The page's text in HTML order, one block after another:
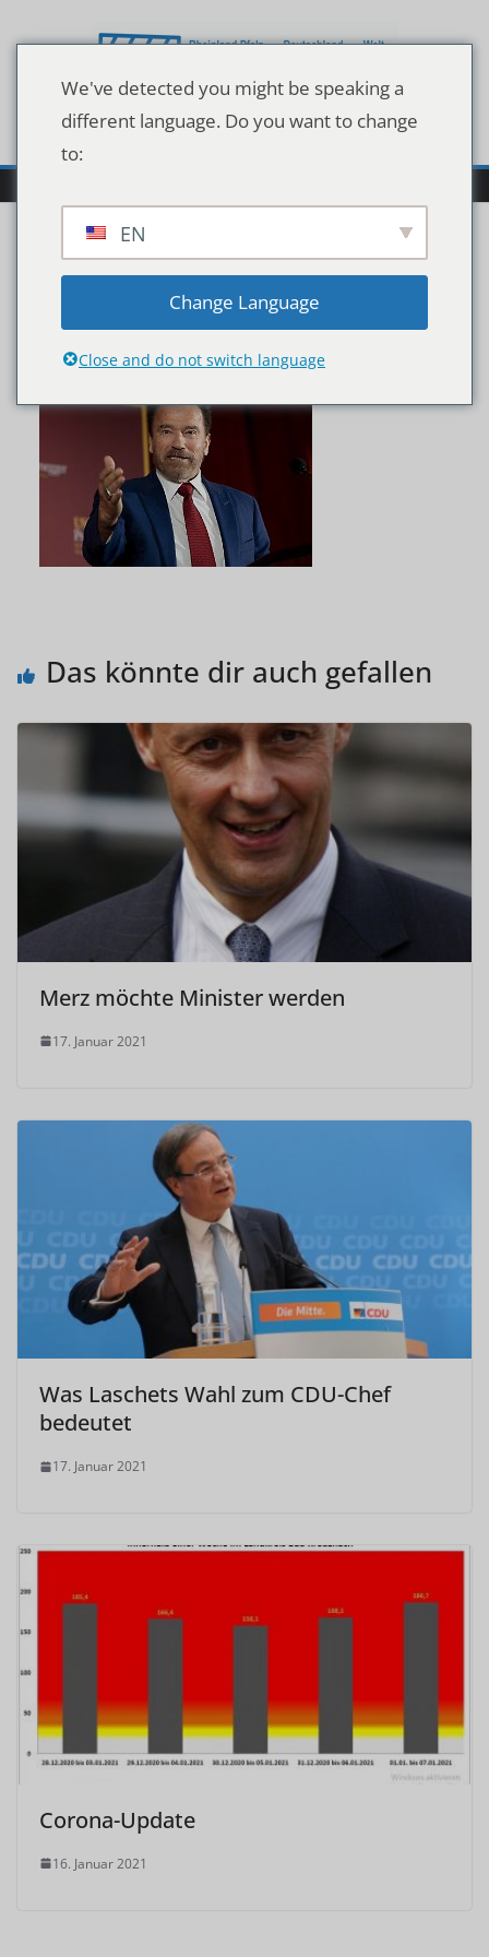
Inhalt
131166177
Das könnte dir auch gefallen
Merz möchte Minister werden
17. Januar 2021
Was Laschets Wahl zum CDU-Chef
bedeutet
17. Januar 2021
Corona-Update
16. Januar 2021
We've detected you might be speaking a
different language. Do you want to change
to:
EN
Change Language
Close and do not switch language